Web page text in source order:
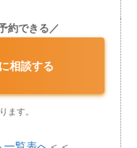
約できる／
相談する
ます。